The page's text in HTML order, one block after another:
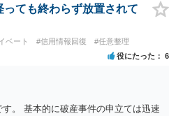
りません。 そのあたり、依頼してい
ても終わらず放置されて
ベート #信用情報回復 #任意整理
役にたった 6
。 基本的に破産事件の申立ては迅速